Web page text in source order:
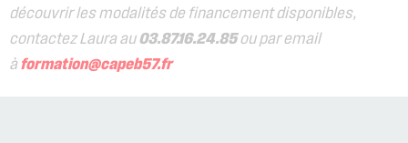
découvrir les modalités de financement disponibles,
contactez Laura au03.87.16.24.85ou par email
à formation@capeb57.fr